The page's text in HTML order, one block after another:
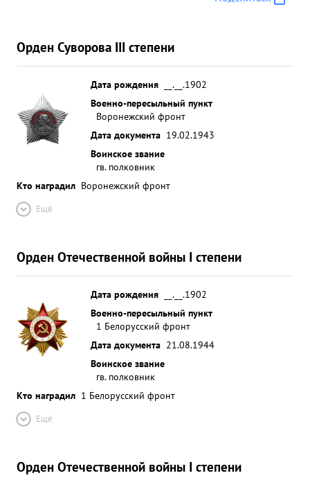
Орден Суворова III степени
Дата рождения
__.__.1902
Военно-пересыльный пункт
Воронежский фронт
Дата документа 19.02.1943
Воинское звание
гв. полковник
Кто наградил Воронежский фронт
Ещё
Орден Отечественной войны I степени
Дата рождения
__.__.1902
Военно-пересыльный пункт
1 Белорусский фронт
Дата документа 21.08.1944
Воинское звание
гв. полковник
Кто наградил 1 Белорусский фронт
Ещё
Орден Отечественной войны I степени